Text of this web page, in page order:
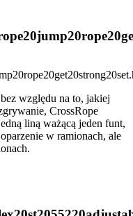
względu na to, jakiej
CrossRope
liną ważącą jeden funt,
w ramionach, ale